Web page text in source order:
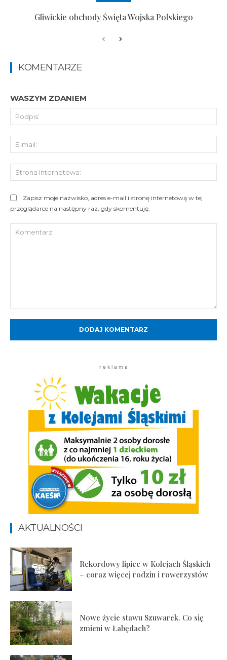
Gliwickie obchody Święta Wojska Polskiego
KOMENTARZE
WASZYM ZDANIEM
Zapisz moje nazwisko, adres e-mail i stronę internetową w tej
przeglądarce na następny raz, gdy skomentuję.
r e k l a m a
AKTUALNOŚCI
Rekordowy lipiec w Kolejach Śląskich
– coraz więcej rodzin i rowerzystów
Nowe życie stawu Szuwarek. Co się
zmieni w Łabędach?